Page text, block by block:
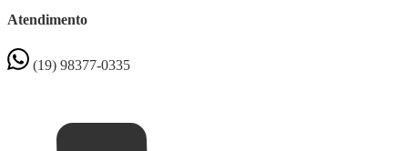
Atendimento
(19) 98377-0335